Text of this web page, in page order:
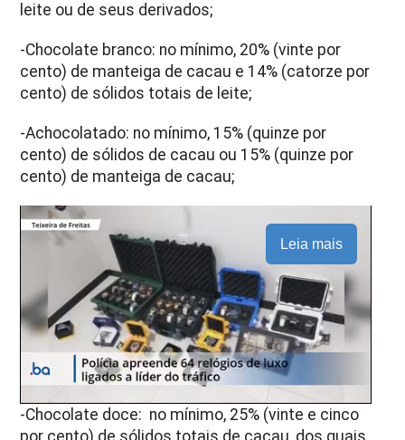
leite ou de seus derivados;
-Chocolate branco: no mínimo, 20% (vinte por
cento) de manteiga de cacau e 14% (catorze por
cento) de sólidos totais de leite;
-Achocolatado: no mínimo, 15% (quinze por
cento) de sólidos de cacau ou 15% (quinze por
cento) de manteiga de cacau;
Leia mais
-Chocolate doce: no mínimo, 25% (vinte e cinco
por cento) de sólidos totais de cacau, dos quais